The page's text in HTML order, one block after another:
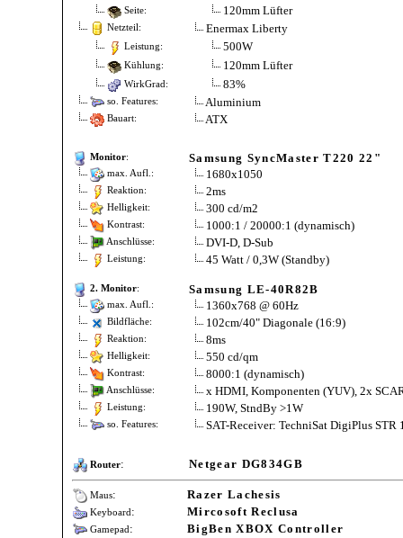
Seite: 120mm Lüfter
Netzteil: Enermax Liberty
Leistung: 500W
Kühlung: 120mm Lüfter
WirkGrad: 83%
so. Features: Aluminium
Bauart: ATX
Monitor: Samsung SyncMaster T220 22"
max. Aufl.: 1680x1050
Reaktion: 2ms
Helligkeit: 300 cd/m2
Kontrast: 1000:1 / 20000:1 (dynamisch)
Anschlüsse: DVI-D, D-Sub
Leistung: 45 Watt / 0,3W (Standby)
2. Monitor: Samsung LE-40R82B
max. Aufl.: 1360x768 @ 60Hz
Bildfläche: 102cm/40" Diagonale (16:9)
Reaktion: 8ms
Helligkeit: 550 cd/qm
Kontrast: 8000:1 (dynamisch)
Anschlüsse: x HDMI, Komponenten (YUV), 2x
Leistung: 190W, StndBy >1W
so. Features: SAT-Receiver: TechniSat DigiPlus STR
Router: Netgear DG834GB
Maus: Razer Lachesis
Keyboard: Mircosoft Reclusa
Gamepad: BigBen XBOX Controller